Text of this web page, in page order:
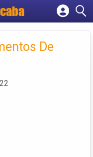
empresa
De